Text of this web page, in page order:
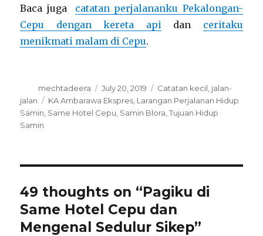
Baca juga catatan perjalananku Pekalongan-
Cepu dengan kereta api dan ceritaku
menikmati malam di Cepu.
Author
mechtadeera
Posted
on
July 20, 2019 Categories
Catatan kecil jalan-
jalan
Tags
KA Ambarawa Ekspres Larangan Perjalanan Hidup
Samin Same Hotel Cepu Samin Blora ,Tujuan Hidup
Samin
49 thoughts on “Pagiku di
Same Hotel Cepu dan
Mengenal Sedulur Sikep”